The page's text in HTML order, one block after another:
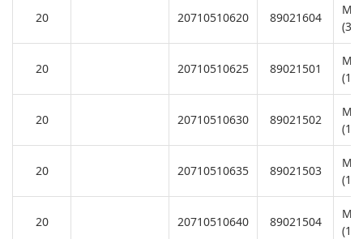
20 20710510620 89021604
20 20710510625 89021501
20 20710510630 89021502
20 20710510635 89021503
20 20710510640 89021504